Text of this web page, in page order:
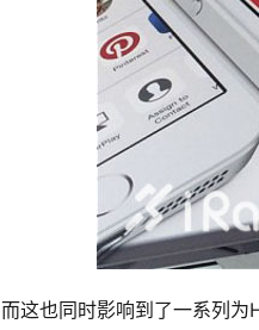
而这也同时影响到了一系列